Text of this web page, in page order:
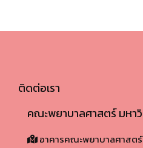
ติดต่อเรา
คณะพยาบาลศาสตร์ มหา
อาคารคณะพยาบาลศาสต